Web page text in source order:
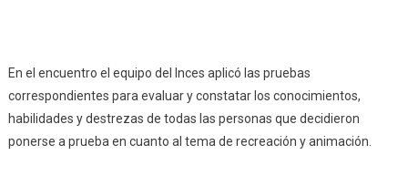
En el encuentro el equipo del Inces aplicó las pruebas
correspondientes para evaluar y constatar los conocimientos,
habilidades y destrezas de todas las personas que decidieron
ponerse a prueba en cuanto al tema de recreación y animación.